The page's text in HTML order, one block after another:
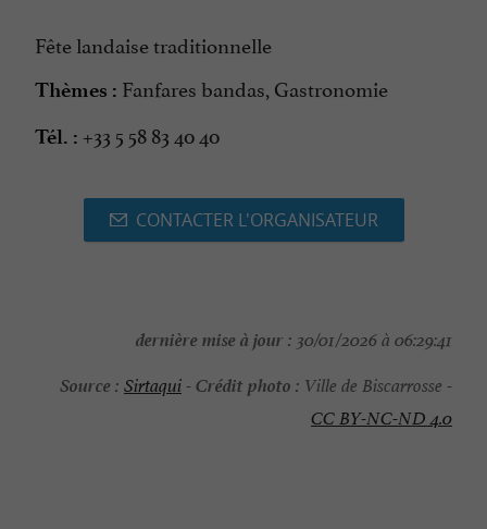
Fête landaise traditionnelle
Thèmes : Fanfares bandas, Gastronomie
Tél. : +33 5 58 83 40 40
CONTACTER L'ORGANISATEUR
dernière mise à jour : 30/01/2026 à 06:29:41
Source : Sirtaqui-Crédit photo : Ville de Biscarrosse -
CC BY-NC-ND 4.0